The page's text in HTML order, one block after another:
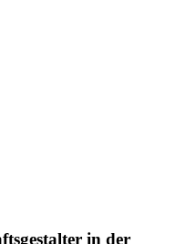
in der